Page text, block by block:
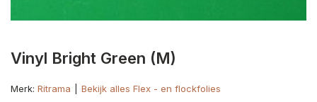
Vinyl Bright Green (M)
Merk: Ritrama Bekijk alles Flex - en flockfolies